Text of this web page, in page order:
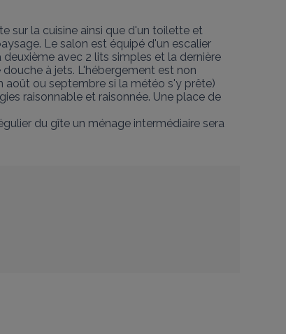
sur la cuisine ainsi que d'un toilette et
Le salon est équipé d'un escalier
avec 2 lits simples et la dernière
à jets. L'hébergement est non
août ou septembre si la météo s'y prête)
raisonnable et raisonnée. Une place de
du gîte un ménage intermédiaire sera